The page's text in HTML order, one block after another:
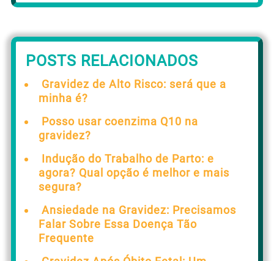
POSTS RELACIONADOS
Gravidez de Alto Risco: será que a
minha é?
Posso usar coenzima Q10 na
gravidez?
Indução do Trabalho de Parto: e
agora? Qual opção é melhor e mais
segura?
Ansiedade na Gravidez: Precisamos
Falar Sobre Essa Doença Tão
Frequente